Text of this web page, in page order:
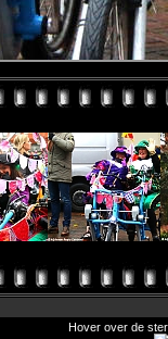
Hover over de